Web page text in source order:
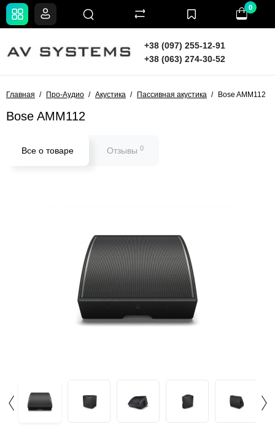
+38 (097) 255-12-91
+38 (063) 274-30-52
0
Главная Про-Аудио Акустика Пассивная акустика Bose AMM112
Bose AMM112
Все о товаре Отзывы 0